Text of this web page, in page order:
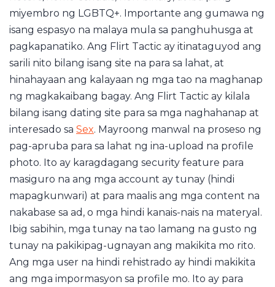
miyembro ng LGBTQ+. Importante ang gumawa ng
isang espasyo na malaya mula sa panghuhusga at
pagkapanatiko. Ang Flirt Tactic ay itinataguyod ang
sarili nito bilang isang site na para sa lahat, at
hinahayaan ang kalayaan ng mga tao na maghanap
ng magkakaibang bagay. Ang Flirt Tactic ay kilala
bilang isang dating site para sa mga naghahanap at
interesado sa Sex. Mayroong manwal na proseso ng
pag-apruba para sa lahat ng ina-upload na profile
photo. Ito ay karagdagang security feature para
masiguro na ang mga account ay tunay (hindi
mapagkunwari) at para maalis ang mga content na
nakabase sa ad, o mga hindi kanais-nais na materyal.
Ibig sabihin, mga tunay na tao lamang na gusto ng
tunay na pakikipag-ugnayan ang makikita mo rito.
Ang mga user na hindi rehistrado ay hindi makikita
ang mga impormasyon sa profile mo. Ito ay para